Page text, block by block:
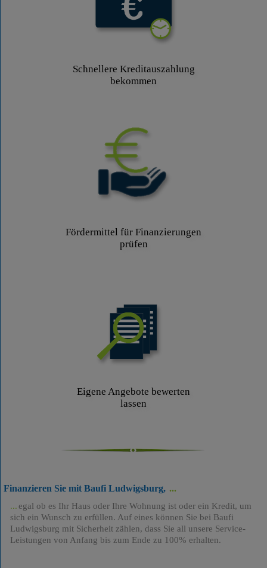
Schnellere Kreditauszahlung
bekommen
Fördermittel für Finanzierungen
prüfen
Eigene Angebote bewerten
lassen
Finanzieren Sie mit Baufi Ludwigsburg,
egal ob es Ihr Haus oder Ihre Wohnung ist oder ein Kredit, um
sich ein Wunsch zu erfüllen. Auf eines können Sie bei Baufi
Ludwigsburg mit Sicherheit zählen, dass Sie all unsere Service-
Leistungen von Anfang bis zum Ende zu 100% erhalten.